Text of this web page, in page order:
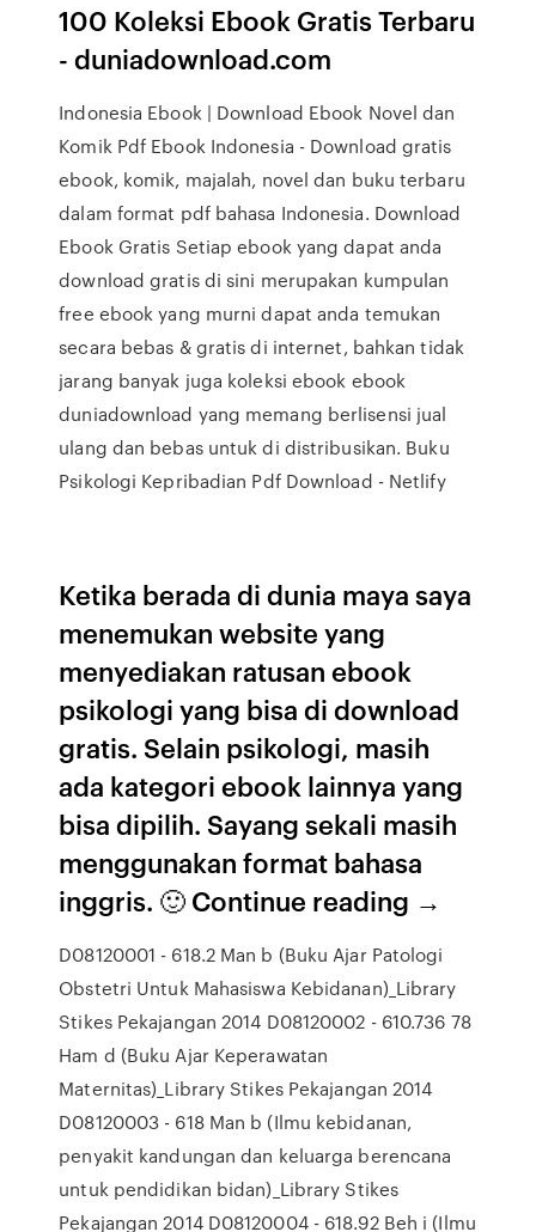
100 Koleksi Ebook Gratis Terbaru
- duniadownload.com
Indonesia Ebook | Download Ebook Novel dan
Komik Pdf Ebook Indonesia - Download gratis
ebook, komik, majalah, novel dan buku terbaru
dalam format pdf bahasa Indonesia. Download
Ebook Gratis Setiap ebook yang dapat anda
download gratis di sini merupakan kumpulan
free ebook yang murni dapat anda temukan
secara bebas & gratis di internet, bahkan tidak
jarang banyak juga koleksi ebook ebook
duniadownload yang memang berlisensi jual
ulang dan bebas untuk di distribusikan. Buku
Psikologi Kepribadian Pdf Download - Netlify
Ketika berada di dunia maya saya
menemukan website yang
menyediakan ratusan ebook
psikologi yang bisa di download
gratis. Selain psikologi, masih
ada kategori ebook lainnya yang
bisa dipilih. Sayang sekali masih
menggunakan format bahasa
inggris. 🙂 Continue reading →
D08120001 - 618.2 Man b (Buku Ajar Patologi
Obstetri Untuk Mahasiswa Kebidanan)_Library
Stikes Pekajangan 2014 D08120002 - 610.736 78
Ham d (Buku Ajar Keperawatan
Maternitas)_Library Stikes Pekajangan 2014
D08120003 - 618 Man b (Ilmu kebidanan,
penyakit kandungan dan keluarga berencana
untuk pendidikan bidan)_Library Stikes
Pekajangan 2014 D08120004 - 618.92 Beh i (Ilmu